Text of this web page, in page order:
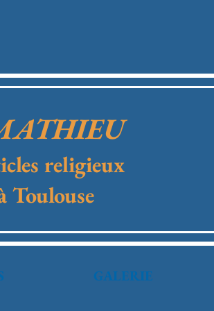
religieux
Toulouse
GALERIE